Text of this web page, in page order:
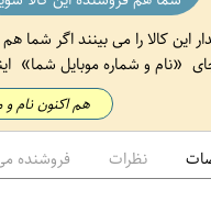
این کالا را می بینند اگر شما هم
نام و شماره موبایل شما
هم اکنون نام و
نظرات فروشنده